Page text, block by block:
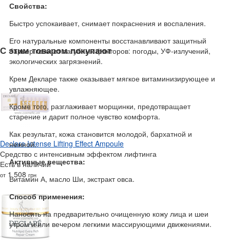
Свойства:
Быстро успокаивает, снимает покраснения и воспаления.
Его натуральные компоненты восстанавливают защитный
барьер кожи от пагубных факторов: погоды, УФ-излучений,
экологических загрязнений.
Крем Декларе также оказывает мягкое витаминизирующее и
увлажняющее.
Кроме того, разглаживает морщинки, предотвращает
старение и дарит полное чувство комфорта.
Как результат, кожа становится молодой, бархатной и
нежной.
Активные вещества:
Витамин А, масло Ши, экстракт овса.
Способ применения:
Наносить на предварительно очищенную кожу лица и шеи
утром и/или вечером легкими массирующими движениями.
С этим товаром покупают
Declare Intense Lifting Effect Ampoule
Средство с интенсивным эффектом лифтинга
Есть в наличии
от 1 508 грн